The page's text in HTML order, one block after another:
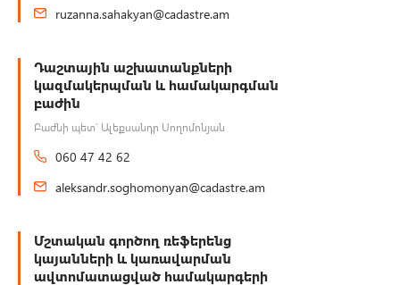
ruzanna.sahakyan@cadastre.am
Դաշտային աշխատանքների
կազմակերպման և համակարգման
բաժին
Բաժնի պետ` Ալեքսանդր Սողոմոնյան
060 47 42 62
aleksandr.soghomonyan@cadastre.am
Մշտական գործող ռեֆերենց
կայանների և կառավարման
ավտոմատացված համակարգերի